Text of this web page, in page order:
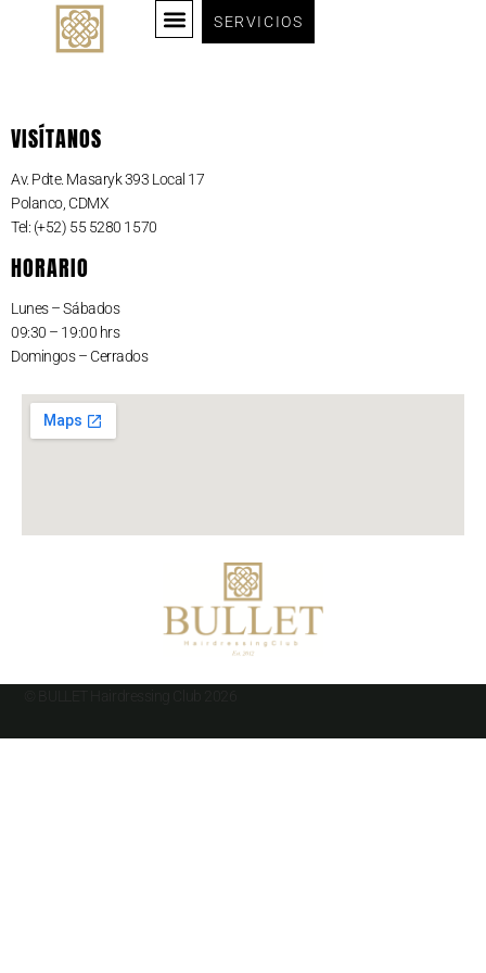
SERVICIOS
VISÍTANOS
Av. Pdte. Masaryk 393 Local 17
Polanco, CDMX
Tel: (+52) 55 5280 1570
HORARIO
Lunes – Sábados
09:30 – 19:00 hrs
Domingos – Cerrados